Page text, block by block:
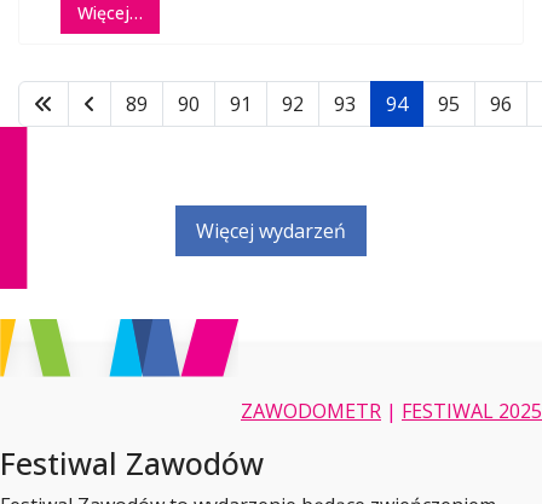
Więcej…
89 90 91 92 93 94 95 96
Więcej wydarzeń
ZAWODOMETR | FESTIWAL 2025
Festiwal Zawodów